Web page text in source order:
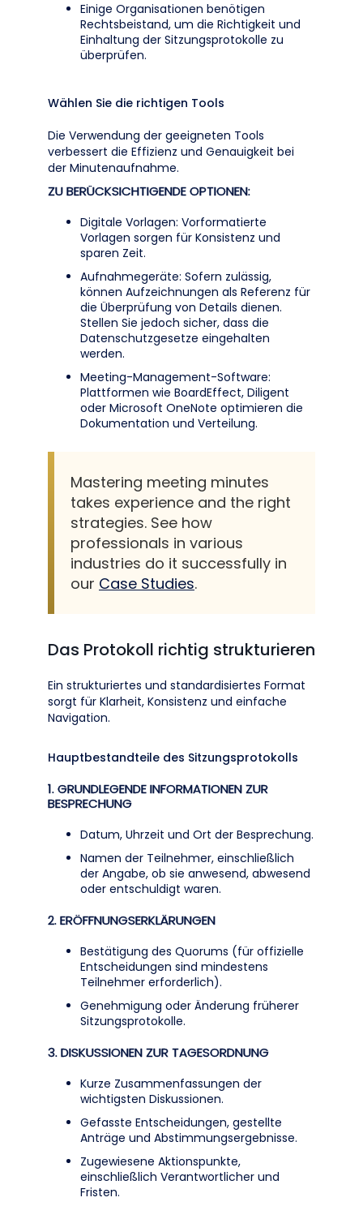
Einige Organisationen benötigen
Rechtsbeistand, um die Richtigkeit und
Einhaltung der Sitzungsprotokolle zu
überprüfen.
Wählen Sie die richtigen Tools
Die Verwendung der geeigneten Tools
verbessert die Effizienz und Genauigkeit bei
der Minutenaufnahme.
ZU BERÜCKSICHTIGENDE OPTIONEN:
Digitale Vorlagen: Vorformatierte
Vorlagen sorgen für Konsistenz und
sparen Zeit.
Aufnahmegeräte: Sofern zulässig,
können Aufzeichnungen als Referenz für
die Überprüfung von Details dienen.
Stellen Sie jedoch sicher, dass die
Datenschutzgesetze eingehalten
werden.
Meeting-Management-Software:
Plattformen wie BoardEffect, Diligent
oder Microsoft OneNote optimieren die
Dokumentation und Verteilung.
Mastering meeting minutes
takes experience and the right
strategies. See how
professionals in various
industries do it successfully in
our Case Studies.
Das Protokoll richtig strukturieren
Ein strukturiertes und standardisiertes Format
sorgt für Klarheit, Konsistenz und einfache
Navigation.
Hauptbestandteile des Sitzungsprotokolls
1. GRUNDLEGENDE INFORMATIONEN ZUR
BESPRECHUNG
Datum, Uhrzeit und Ort der Besprechung.
Namen der Teilnehmer, einschließlich
der Angabe, ob sie anwesend, abwesend
oder entschuldigt waren.
2. ERÖFFNUNGSERKLÄRUNGEN
Bestätigung des Quorums (für offizielle
Entscheidungen sind mindestens
Teilnehmer erforderlich).
Genehmigung oder Änderung früherer
Sitzungsprotokolle.
3. DISKUSSIONEN ZUR TAGESORDNUNG
Kurze Zusammenfassungen der
wichtigsten Diskussionen.
Gefasste Entscheidungen, gestellte
Anträge und Abstimmungsergebnisse.
Zugewiesene Aktionspunkte,
einschließlich Verantwortlicher und
Fristen.